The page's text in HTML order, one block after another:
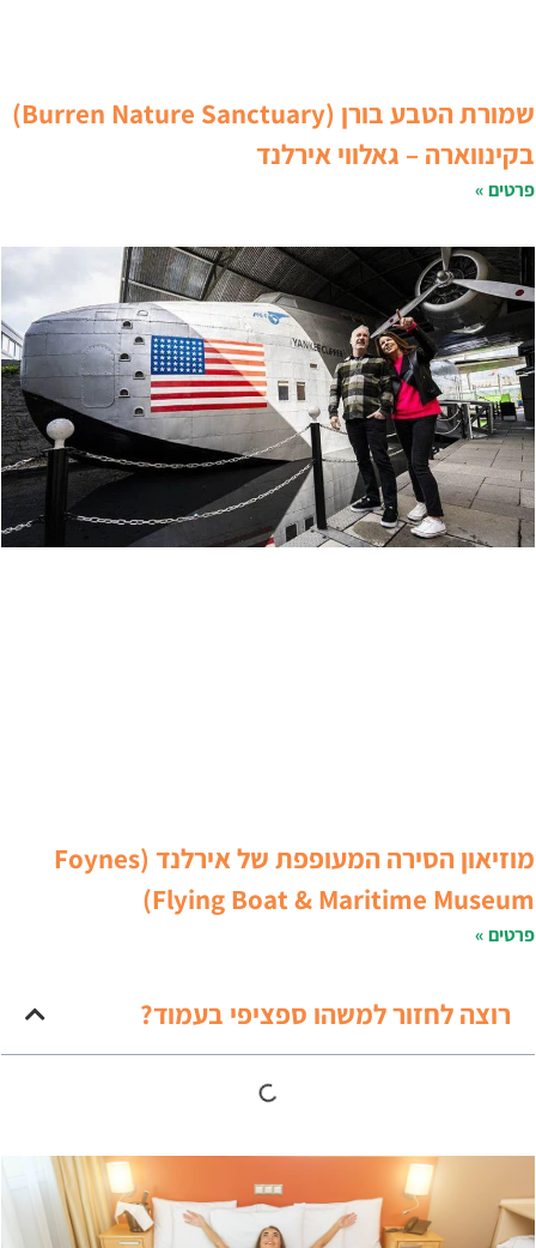
שמורת הטבע בורן (Burren Nature Sanctuary)
בקינווארה – גאלווי אירלנד
פרטים »
מוזיאון הסירה המעופפת של אירלנד (Foynes
Flying Boat & Maritime Museum)
פרטים »
רוצה לחזור למשהו ספציפי בעמוד?